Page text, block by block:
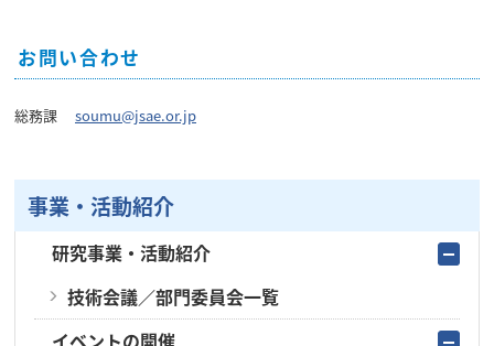
お問い合わせ
総務課 soumu@jsae.or.jp
事業・活動紹介
研究事業・活動紹介
技術会議／部門委員会一覧
イベントの開催